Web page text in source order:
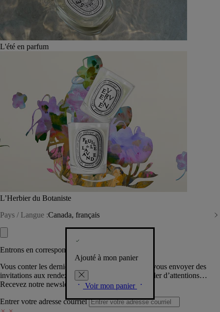
L'été en parfum
L’Herbier du Botaniste
Pays / Langue :Canada, français
Ajouté à mon panier
Voir mon panier
Entrons en correspondance​
Vous conter les dernières créations de la Maison, vous envoyer des
invitations aux rendez-vous Diptyque, vous combler d’attentions…
Recevez notre newsletter.
Entrer votre adresse courriel